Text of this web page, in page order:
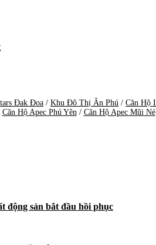
Đak Đoa / Khu Đô Thị Ân Phú / Căn Hộ
Căn Hộ Apec Phú Yên / Căn Hộ Apec Mũi Né
động sản bắt đầu hồi phục